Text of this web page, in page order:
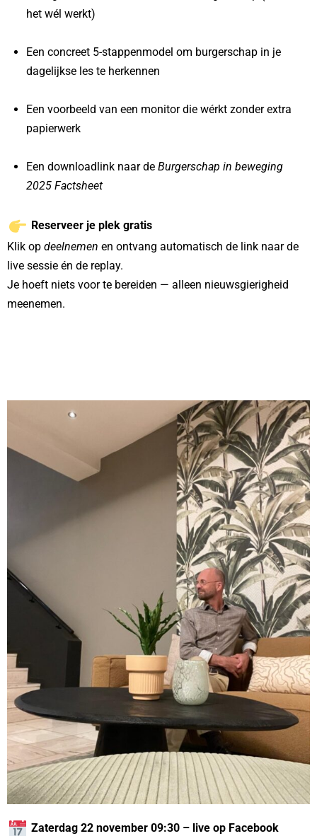
het wél werkt)
Een concreet 5-stappenmodel om burgerschap in je
dagelijkse les te herkennen
Een voorbeeld van een monitor die wérkt zonder extra
papierwerk
Een downloadlink naar de Burgerschap in beweging
2025 Factsheet
Reserveer je plek gratis
Klik op deelnemen en ontvang automatisch de link naar de
live sessie én de replay.
Je hoeft niets voor te bereiden — alleen nieuwsgierigheid
meenemen.
Zaterdag 22 november 09:30 – live op Facebook